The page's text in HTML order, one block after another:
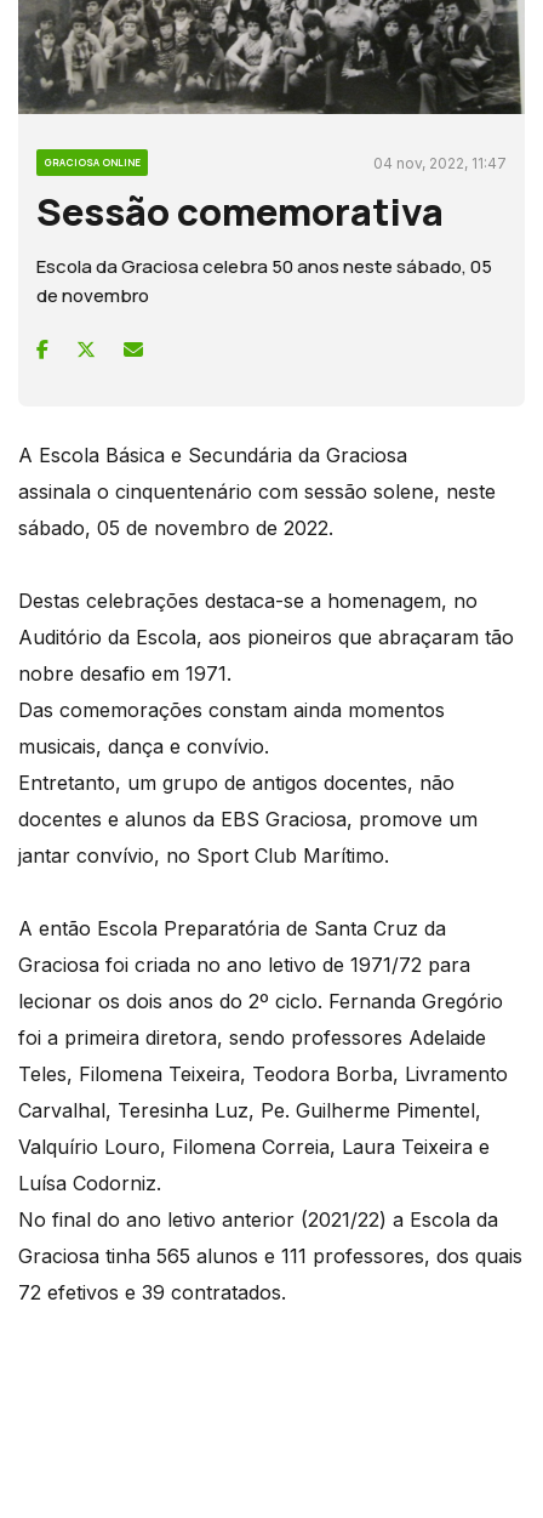
GRACIOSA ONLINE 04 nov, 2022, 11:47
Sessão comemorativa
Escola da Graciosa celebra 50 anos neste sábado, 05
de novembro
A Escola Básica e Secundária da Graciosa
assinala o cinquentenário com sessão solene, neste
sábado, 05 de novembro de 2022.
Destas celebrações destaca-se a homenagem, no
Auditório da Escola, aos pioneiros que abraçaram tão
nobre desafio em 1971.
Das comemorações constam ainda momentos
musicais, dança e convívio.
Entretanto, um grupo de antigos docentes, não
docentes e alunos da EBS Graciosa, promove um
jantar convívio, no Sport Club Marítimo.
A então Escola Preparatória de Santa Cruz da
Graciosa foi criada no ano letivo de 1971/72 para
lecionar os dois anos do 2º ciclo. Fernanda Gregório
foi a primeira diretora, sendo professores Adelaide
Teles, Filomena Teixeira, Teodora Borba, Livramento
Carvalhal, Teresinha Luz, Pe. Guilherme Pimentel,
Valquírio Louro, Filomena Correia, Laura Teixeira e
Luísa Codorniz.
No final do ano letivo anterior (2021/22) a Escola da
Graciosa tinha 565 alunos e 111 professores, dos quais
72 efetivos e 39 contratados.